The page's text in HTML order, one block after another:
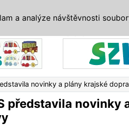
novinky a plány krajské
představila novinky
a analýze návštěvnosti